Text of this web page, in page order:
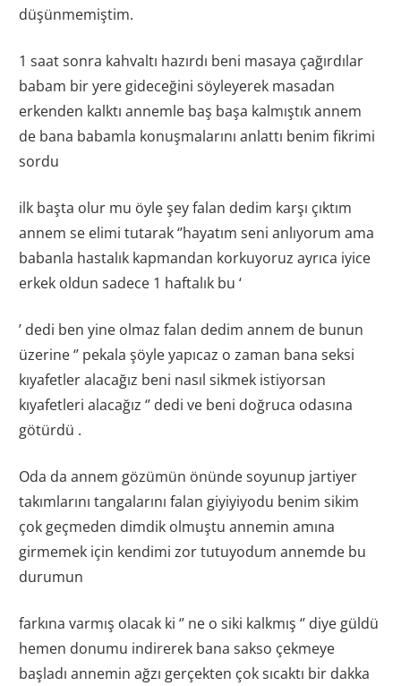
düşünmemiştim.
1 saat sonra kahvaltı hazırdı beni masaya çağırdılar
babam bir yere gideceğini söyleyerek masadan
erkenden kalktı annemle baş başa kalmıştık annem
de bana babamla konuşmalarını anlattı benim fikrimi
sordu
ilk başta olur mu öyle şey falan dedim karşı çıktım
annem se elimi tutarak ‘’hayatım seni anlıyorum ama
babanla hastalık kapmandan korkuyoruz ayrıca iyice
erkek oldun sadece 1 haftalık bu ‘
’ dedi ben yine olmaz falan dedim annem de bunun
üzerine ‘’ pekala şöyle yapıcaz o zaman bana seksi
kıyafetler alacağız beni nasıl sikmek istiyorsan
kıyafetleri alacağız ‘’ dedi ve beni doğruca odasına
götürdü .
Oda da annem gözümün önünde soyunup jartiyer
takımlarını tangalarını falan giyiyiyodu benim sikim
çok geçmeden dimdik olmuştu annemin amına
girmemek için kendimi zor tutuyodum annemde bu
durumun
farkına varmış olacak ki ‘’ ne o siki kalkmış ‘’ diye güldü
hemen donumu indirerek bana sakso çekmeye
başladı annemin ağzı gerçekten çok sıcaktı bir dakka